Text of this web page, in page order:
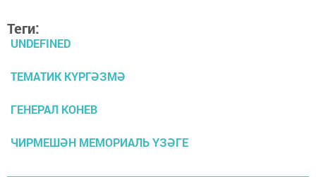
Теги:
UNDEFINED
ТЕМАТИК КҮРГӘЗМӘ
ГЕНЕРАЛ КОНЕВ
ЧИРМЕШӘН МЕМОРИАЛЬ ҮЗӘГЕ